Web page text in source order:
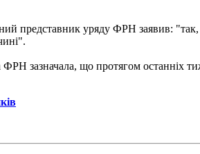
представник уряду ФРН заявив:
зазначала, що протягом останніх